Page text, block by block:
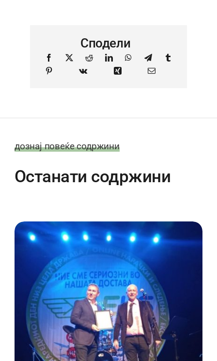
Сподели
дознај повеќе содржини
Останати содржини